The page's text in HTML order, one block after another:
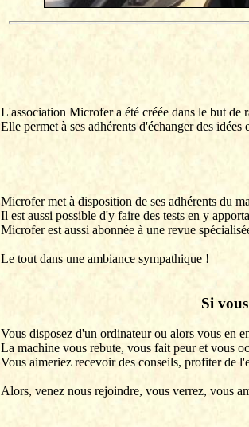
L'association Microfera été créée dans le but de
Elle permet à ses adhérents d'échanger des
Microfermet à disposition de ses adhérents du
Il est aussi possible d'y faire des tests en y
Microferest aussi abonnée à une revue
Le tout dans une ambiance sympathique !
Si
Vous disposez d'un ordinateur ou alors vous en
La machine vous rebute, vous fait peur et vous
Vous aimeriez recevoir des conseils, profiter de
Alors, venez nous rejoindre, vous verrez, vous